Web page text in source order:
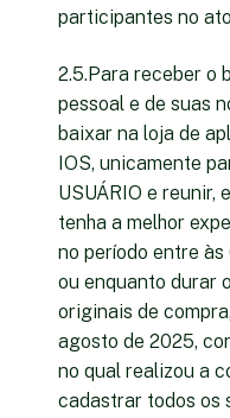
participantes no
2.5.Para receber o
pessoal e de suas
baixar na loja de
IOS, unicamente
USUÁRIO e reunir,
tenha a melhor
no período entre
ou enquanto durar
originais de
agosto de 2025,
no qual realizou a
cadastrar todos os